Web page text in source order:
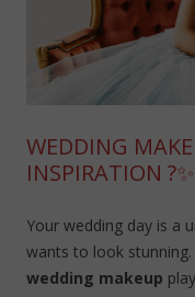
WEDDING
INSPIRATION ?✨
Your wedding day is a
wants to look
wedding makeup